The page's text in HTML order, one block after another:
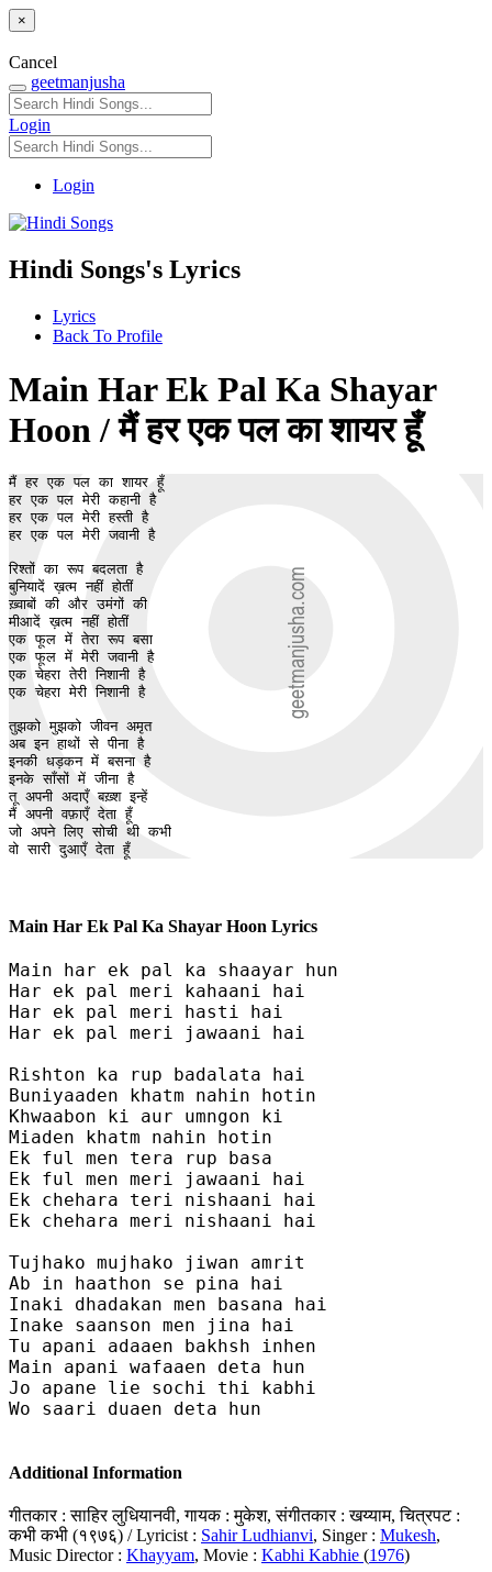
×
Cancel
geetmanjusha
Login
Login
Hindi Songs's Lyrics
Lyrics
Back To Profile
Main Har Ek Pal Ka Shayar
Hoon / मैं हर एक पल का शायर हूँ
मैं हर एक पल का शायर हूँ
हर एक पल मेरी कहानी है
हर एक पल मेरी हस्ती है
हर एक पल मेरी जवानी है
रिश्तों का रूप बदलता है
बुनियादें ख़त्म नहीं होतीं
ख़्वाबों की और उमंगों की
मीआदें ख़त्म नहीं होतीं
एक फूल में तेरा रूप बसा
एक फूल में मेरी जवानी है
एक चेहरा तेरी निशानी है
एक चेहरा मेरी निशानी है
तुझको मुझको जीवन अमृत
अब इन हाथों से पीना है
इनकी धड़कन में बसना है
इनके साँसों में जीना है
तू अपनी अदाएँ बख़्श इन्हें
मैं अपनी वफ़ाएँ देता हूँ
जो अपने लिए सोची थी कभी
वो सारी दुआएँ देता हूँ
Main Har Ek Pal Ka Shayar Hoon Lyrics
Main har ek pal ka shaayar hun
Har ek pal meri kahaani hai
Har ek pal meri hasti hai
Har ek pal meri jawaani hai
Rishton ka rup badalata hai
Buniyaaden khatm nahin hotin
Khwaabon ki aur umngon ki
Miaden khatm nahin hotin
Ek ful men tera rup basa
Ek ful men meri jawaani hai
Ek chehara teri nishaani hai
Ek chehara meri nishaani hai
Tujhako mujhako jiwan amrit
Ab in haathon se pina hai
Inaki dhadakan men basana hai
Inake saanson men jina hai
Tu apani adaaen bakhsh inhen
Main apani wafaaen deta hun
Jo apane lie sochi thi kabhi
Wo saari duaen deta hun
Additional Information
गीतकार : साहिर लुधियानवी, गायक : मुकेश, संगीतकार : खय्याम, चित्रपट :
कभी कभी (१९७६) / Lyricist : Sahir Ludhianvi, Singer : Mukesh,
Music Director : Khayyam, Movie : Kabhi Kabhie (1976)